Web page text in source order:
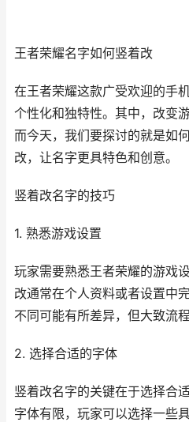
王者荣耀名字如何竖着改
在王者荣耀这款广受欢迎的手
个性化和独特性。其中，改变
而今天，我们要探讨的就是如
改，让名字更具特色和创意。
竖着改名字的技巧
1. 熟悉游戏设置
玩家需要熟悉王者荣耀的游戏
改通常在个人资料或者设置中
不同可能有所差异，但大致流程
2. 选择合适的字体
竖着改名字的关键在于选择合
字体有限，玩家可以选择一些